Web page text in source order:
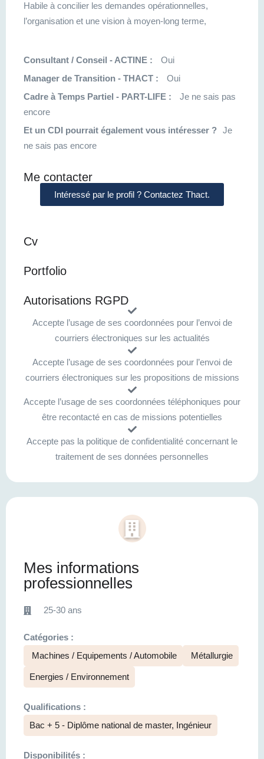
Habile à concilier les demandes opérationnelles,
l’organisation et une vision à moyen-long terme,
Consultant / Conseil - ACTINE :
Oui
Manager de Transition - THACT :
Oui
Cadre à Temps Partiel - PART-LIFE :
Je ne sais pas
encore
Et un CDI pourrait également vous intéresser ? Je
ne sais pas encore
Me contacter
Intéressé par le profil ? Contactez Thact.
Cv
Portfolio
Autorisations RGPD
Accepte l’usage de ses coordonnées pour l’envoi de
courriers électroniques sur les actualités
Accepte l’usage de ses coordonnées pour l’envoi de
courriers électroniques sur les propositions de missions
Accepte l’usage de ses coordonnées téléphoniques pour
être recontacté en cas de missions potentielles
Accepte pas la politique de confidentialité concernant le
traitement de ses données personnelles
Mes informations
professionnelles
25-30 ans
Catégories :
Machines / Equipements / Automobile
Métallurgie
Energies / Environnement
Qualifications :
Bac + 5 - Diplôme national de master, Ingénieur
Disponibilités :